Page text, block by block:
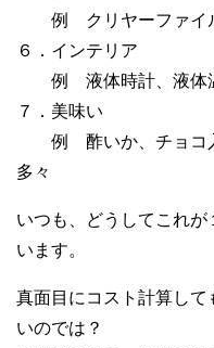
例 クリヤーファイル
６．インテリア
例 液体時計、液体温
７．美味い
例 酢いか、チョコ入
多々
いつも、どうしてこれ
います。
真面目にコスト計算し
いのでは？